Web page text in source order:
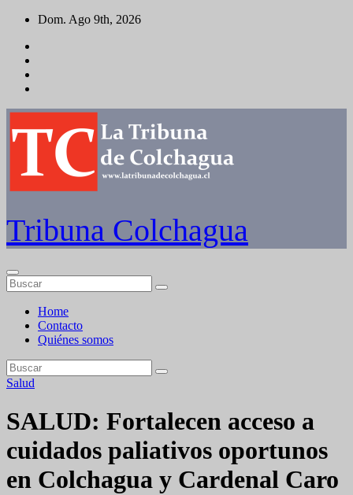
Saltar
contenido
Dom. Ago 9th, 2026
Tribuna Colchagua
Home
Contacto
Quiénes somos
Salud
SALUD: Fortalecen acceso a
cuidados paliativos oportunos
en Colchagua y Cardenal Caro